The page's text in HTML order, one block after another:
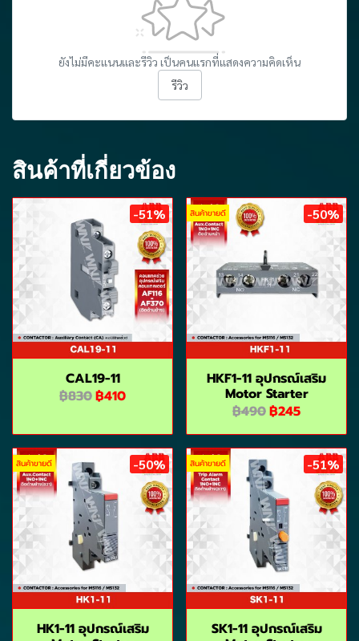
ยังไม่มีคะแนนและรีวิว เป็นคนแรกที่แสดงความคิดเห็น
รีวิว
สินค้าที่เกี่ยวข้อง
-51%
CAL19-11
฿830฿410
สินค้าขายดี -50%
HKF1-11 อุปกรณ์เสริม
Motor Starter
฿490฿245
สินค้าขายดี -50%
HK1-11 อุปกรณ์เสริม
สินค้าขายดี -51%
SK1-11 อุปกรณ์เสริม